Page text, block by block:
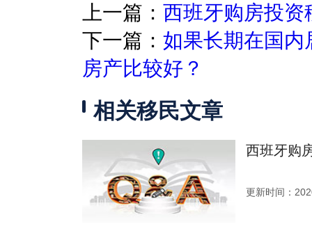
上一篇： 西班牙购房投资
下一篇： 如果长期在国内
房产比较好？
相关移民文章
西班牙购
更新时间：